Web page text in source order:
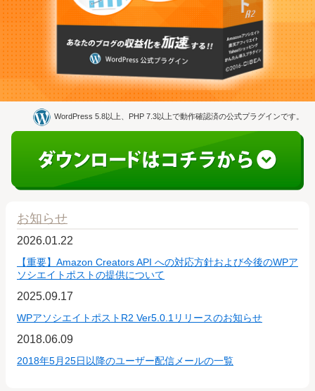
WordPress 5.8以上、PHP 7.3以上で動作確認済の公式プラグインです。
お知らせ
2026.01.22
【重要】Amazon Creators API への対応方針および今後のWPア
ソシエイトポストの提供について
2025.09.17
WPアソシエイトポストR2 Ver5.0.1リリースのお知らせ
2018.06.09
2018年5月25日以降のユーザー配信メールの一覧